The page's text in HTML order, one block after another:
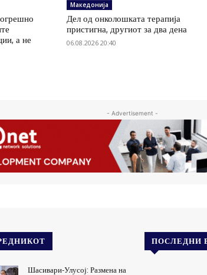
а не
Македонија
Дел од онколошката терапија
пристигна, другиот за два дена
06.08.2026 20:40
- Advertisement -
Шасивари-Улусој: Размена на
ПОСЛЕДНИ